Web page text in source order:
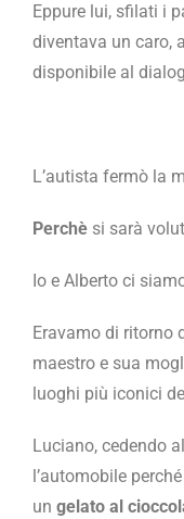
Eppure lui, sfilati i
diventava un caro,
disponibile al
L’autista fermò la
Perchè si sarà
Io e Alberto ci
Eravamo di ritorno
maestro e sua
luoghi più iconici
Luciano, cedendo
l’automobile
un gelato al